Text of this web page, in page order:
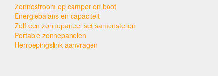
Zonnestroom op camper en boot
Energiebalans en capaciteit
Zelf een zonnepaneel set samenstellen
Portable zonnepanelen
Herroepingslink aanvragen